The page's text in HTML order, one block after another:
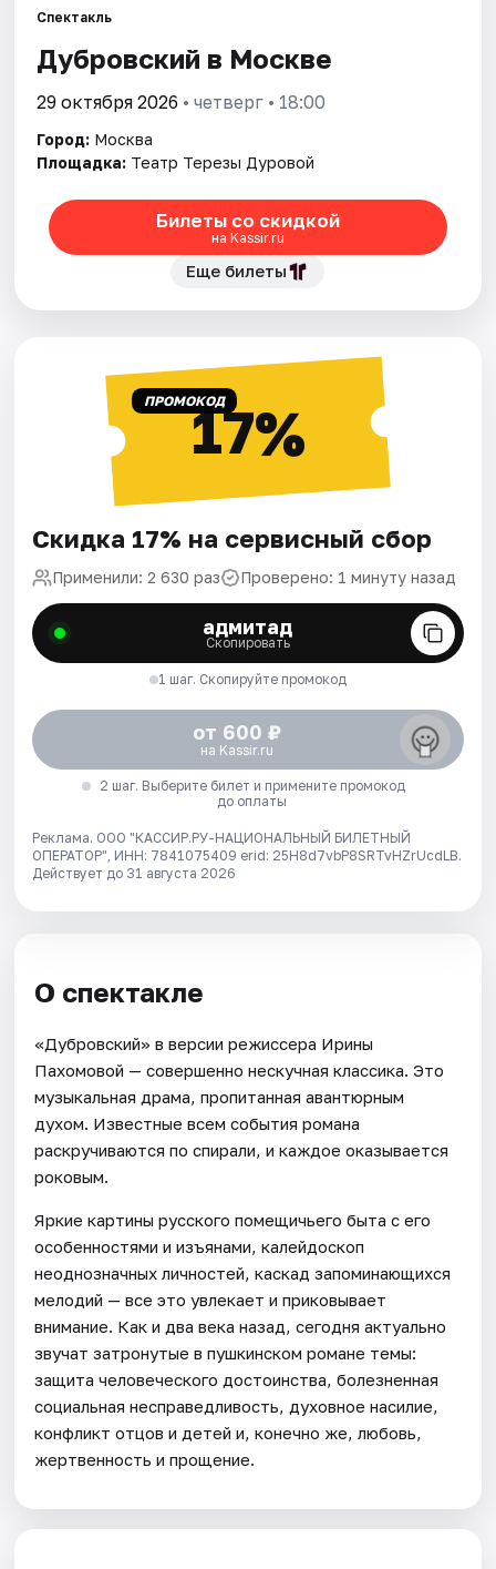
Спектакль
Дубровский в Москве
29 октября 2026 • четверг • 18:00
Город: Москва
Площадка: Театр Терезы Дуровой
Билеты со скидкой
на Kassir.ru
Еще билеты
ПРОМОКОД17%
Скидка 17% на сервисный сбор
Применили: 2 630 раз Проверено: 1 минуту назад
адмитад
Скопировать
1 шаг. Скопируйте промокод
от 600 ₽
на Kassir.ru
2 шаг. Выберите билет и примените промокод
до оплаты
Реклама. ООО "КАССИР.РУ-НАЦИОНАЛЬНЫЙ БИЛЕТНЫЙ
ОПЕРАТОР", ИНН: 7841075409 erid: 25H8d7vbP8SRTvHZrUcdLB.
Действует до 31 августа 2026
О спектакле
«Дубровский» в версии режиссера Ирины
Пахомовой — совершенно нескучная классика. Это
музыкальная драма, пропитанная авантюрным
духом. Известные всем события романа
раскручиваются по спирали, и каждое оказывается
роковым.
Яркие картины русского помещичьего быта с его
особенностями и изъянами, калейдоскоп
неоднозначных личностей, каскад запоминающихся
мелодий — все это увлекает и приковывает
внимание. Как и два века назад, сегодня актуально
звучат затронутые в пушкинском романе темы:
защита человеческого достоинства, болезненная
социальная несправедливость, духовное насилие,
конфликт отцов и детей и, конечно же, любовь,
жертвенность и прощение.